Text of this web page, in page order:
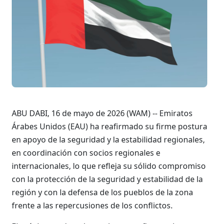
ABU DABI, 16 de mayo de 2026 (WAM) -- Emiratos
Árabes Unidos (EAU) ha reafirmado su firme postura
en apoyo de la seguridad y la estabilidad regionales,
en coordinación con socios regionales e
internacionales, lo que refleja su sólido compromiso
con la protección de la seguridad y estabilidad de la
región y con la defensa de los pueblos de la zona
frente a las repercusiones de los conflictos.